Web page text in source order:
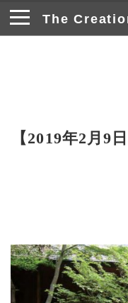
The
【2019年2月9